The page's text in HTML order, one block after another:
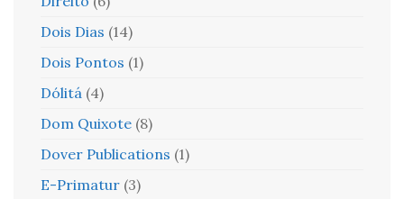
Dois Dias (14)
Dois Pontos (1)
Dólitá (4)
Dom Quixote (8)
Dover Publications (1)
E-Primatur (3)